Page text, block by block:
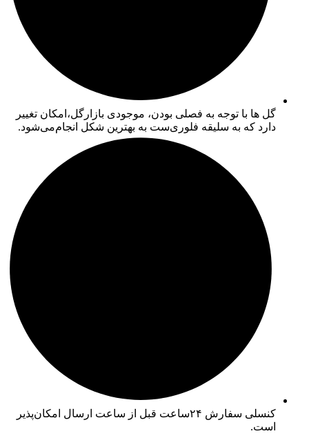
گل ها با توجه به فصلی بودن، موجودی بازارگل،امکان تغییر
دارد که به سلیقه فلوری‌ست به بهترین شکل انجام‌می‌شود.
کنسلی سفارش ۲۴ساعت قبل از ساعت ارسال امکان‌پذیر
است.